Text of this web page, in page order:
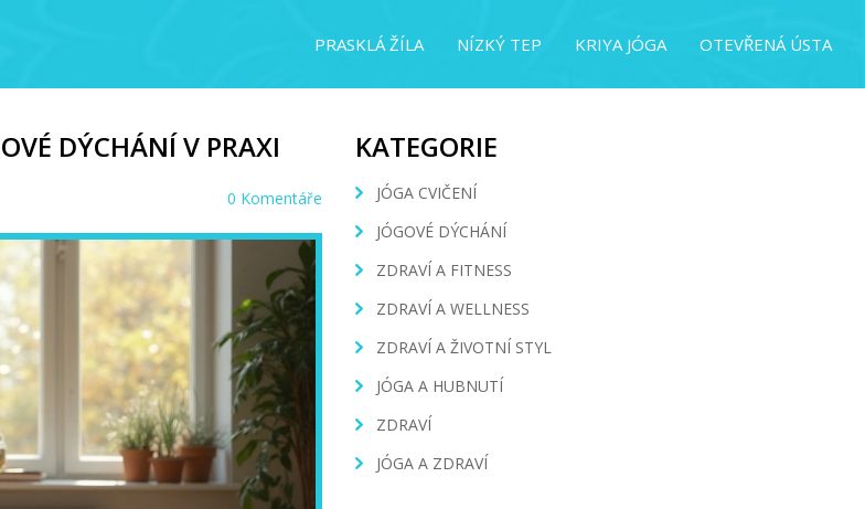
PRASKLÁ ŽÍLA NÍZKÝ TEP KRIYA JÓGA OTEVŘENÁ ÚSTA
DÝCHÁNÍ V PRAXI
0 Komentáře
KATEGORIE
JÓGA CVIČENÍ
JÓGOVÉ DÝCHÁNÍ
ZDRAVÍ A FITNESS
ZDRAVÍ A WELLNESS
ZDRAVÍ A ŽIVOTNÍ STYL
JÓGA A HUBNUTÍ
ZDRAVÍ
JÓGA A ZDRAVÍ